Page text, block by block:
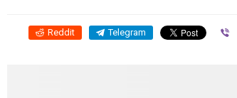
Reddit Telegram